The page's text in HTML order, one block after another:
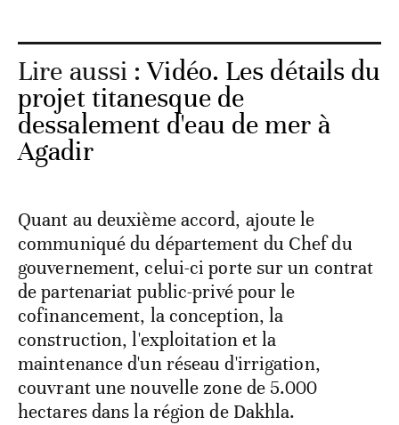
Lire aussi :Vidéo. Les détails du
projet titanesque de
dessalement d'eau de mer à
Agadir
Quant au deuxième accord, ajoute le
communiqué du département du Chef du
gouvernement, celui-ci porte sur un contrat
de partenariat public-privé pour le
cofinancement, la conception, la
construction, l'exploitation et la
maintenance d'un réseau d'irrigation,
couvrant une nouvelle zone de 5.000
hectares dans la région de Dakhla.